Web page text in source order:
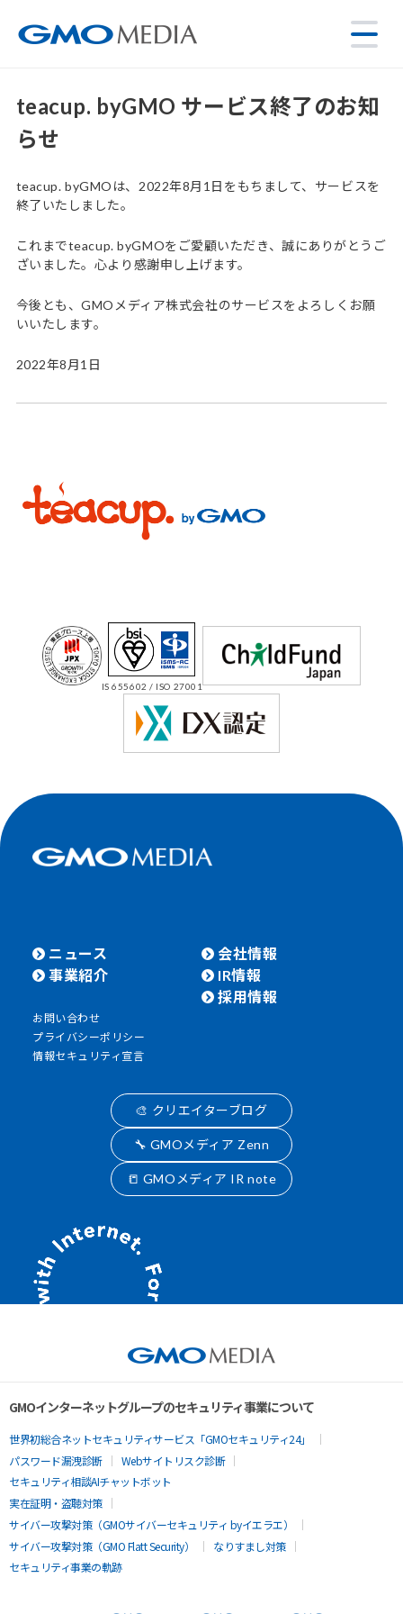
teacup. byGMO サービス終了のお知
らせ
teacup. byGMOは、2022年8月1日をもちまして、サービスを
終了いたしました。
これまでteacup. byGMOをご愛顧いただき、誠にありがとうご
ざいました。心より感謝申し上げます。
今後とも、GMOメディア株式会社のサービスをよろしくお願
いいたします。
2022年8月1日
IS 655602 / ISO 27001
ニュース
事業紹介
会社情報
IR情報
採用情報
お問い合わせ
プライバシーポリシー
情報セキュリティ宣言
🎨 クリエイターブログ
🔧 GMOメディア Zenn
📒 GMOメディア IR note
GMOインターネットグループのセキュリティ事業について
世界初総合ネットセキュリティサービス「GMOセキュリティ24」
パスワード漏洩診断
Webサイトリスク診断
セキュリティ相談AIチャットボット
実在証明・盗聴対策
サイバー攻撃対策（GMOサイバーセキュリティ byイエラエ）
サイバー攻撃対策（GMO Flatt Security）
なりすまし対策
セキュリティ事業の軌跡